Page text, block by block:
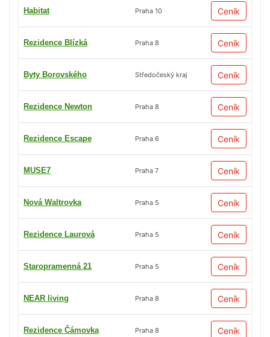
Habitat Praha 10 Ceník
Rezidence Blízká Praha 8 Ceník
Byty Borovského Středočeský kraj Ceník
Rezidence Newton Praha 8 Ceník
Rezidence Escape Praha 6 Ceník
MUSE7 Praha 7 Ceník
Nová Waltrovka Praha 5 Ceník
Rezidence Laurová Praha 5 Ceník
Staropramenná 21 Praha 5 Ceník
NEAR living Praha 8 Ceník
Rezidence Čámovka Praha 8 Ceník